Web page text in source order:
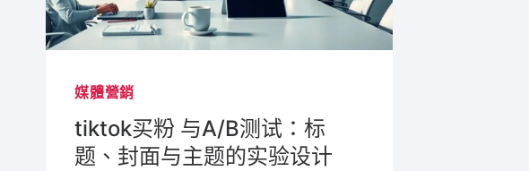
媒體營銷
tiktok买粉 与A/B测试：标
题、封面与主题的实验设计